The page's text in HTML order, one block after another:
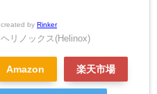
created by Rinker
ヘリノックス(Helinox)
Amazon 楽天市場